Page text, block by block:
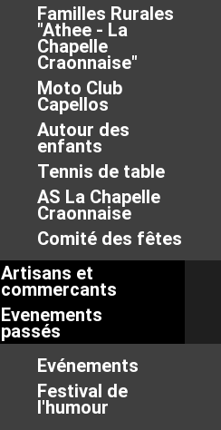
Familles Rurales
"Athee - La
Chapelle
Craonnaise"
Moto Club
Capellos
Autour des
enfants
Tennis de table
AS La Chapelle
Craonnaise
Comité des fêtes
Artisans et
commercants
Evenements
passés
Evénements
Festival de
l'humour